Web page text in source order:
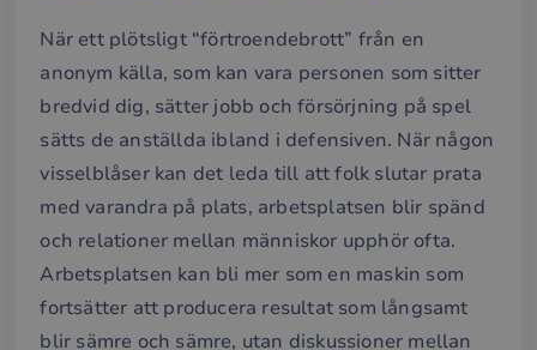
När ett plötsligt “förtroendebrott” från en
anonym källa, som kan vara personen som sitter
bredvid dig, sätter jobb och försörjning på spel
sätts de anställda ibland i defensiven. När någon
visselblåser kan det leda till att folk slutar prata
med varandra på plats, arbetsplatsen blir spänd
och relationer mellan människor upphör ofta.
Arbetsplatsen kan bli mer som en maskin som
fortsätter att producera resultat som långsamt
blir sämre och sämre, utan diskussioner mellan